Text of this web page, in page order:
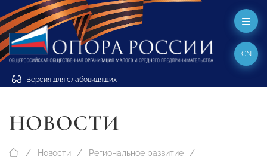
Версия для слабовидящих
CN
НОВОСТИ
Новости Региональное развитие